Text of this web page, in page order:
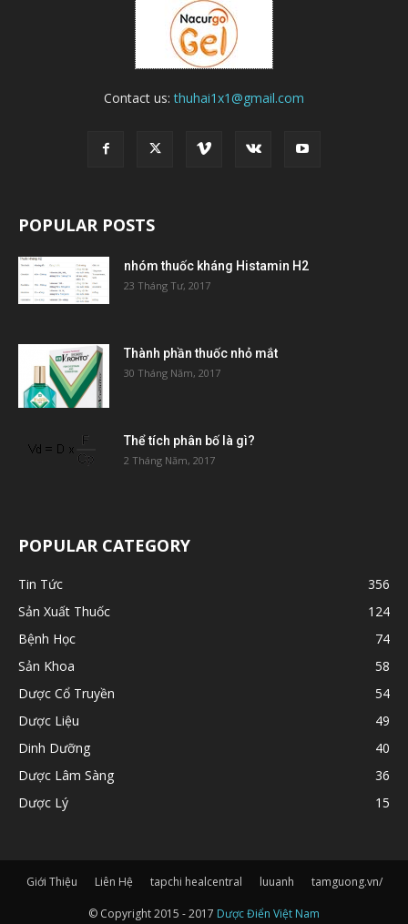
Contact us:thuhai1x1@gmail.com
POPULAR POSTS
nhóm thuốc kháng Histamin H2
23 Tháng Tư, 2017
Thành phần thuốc nhỏ mắt
30 Tháng Năm, 2017
Thể tích phân bố là gì?
2 Tháng Năm, 2017
POPULAR CATEGORY
Tin Tức
356
Sản Xuất Thuốc
124
Bệnh Học
74
Sản Khoa
58
Dược Cổ Truyền
54
Dược Liệu
49
Dinh Dưỡng
40
Dược Lâm Sàng
36
Dược Lý
15
Giới Thiệu Liên Hệ tapchi healcentral luuanh tamguong.vn/
© Copyright 2015 - 2017 Dược Điển Việt Nam